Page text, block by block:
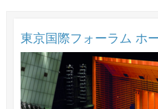
東京国際フォーラム ホ